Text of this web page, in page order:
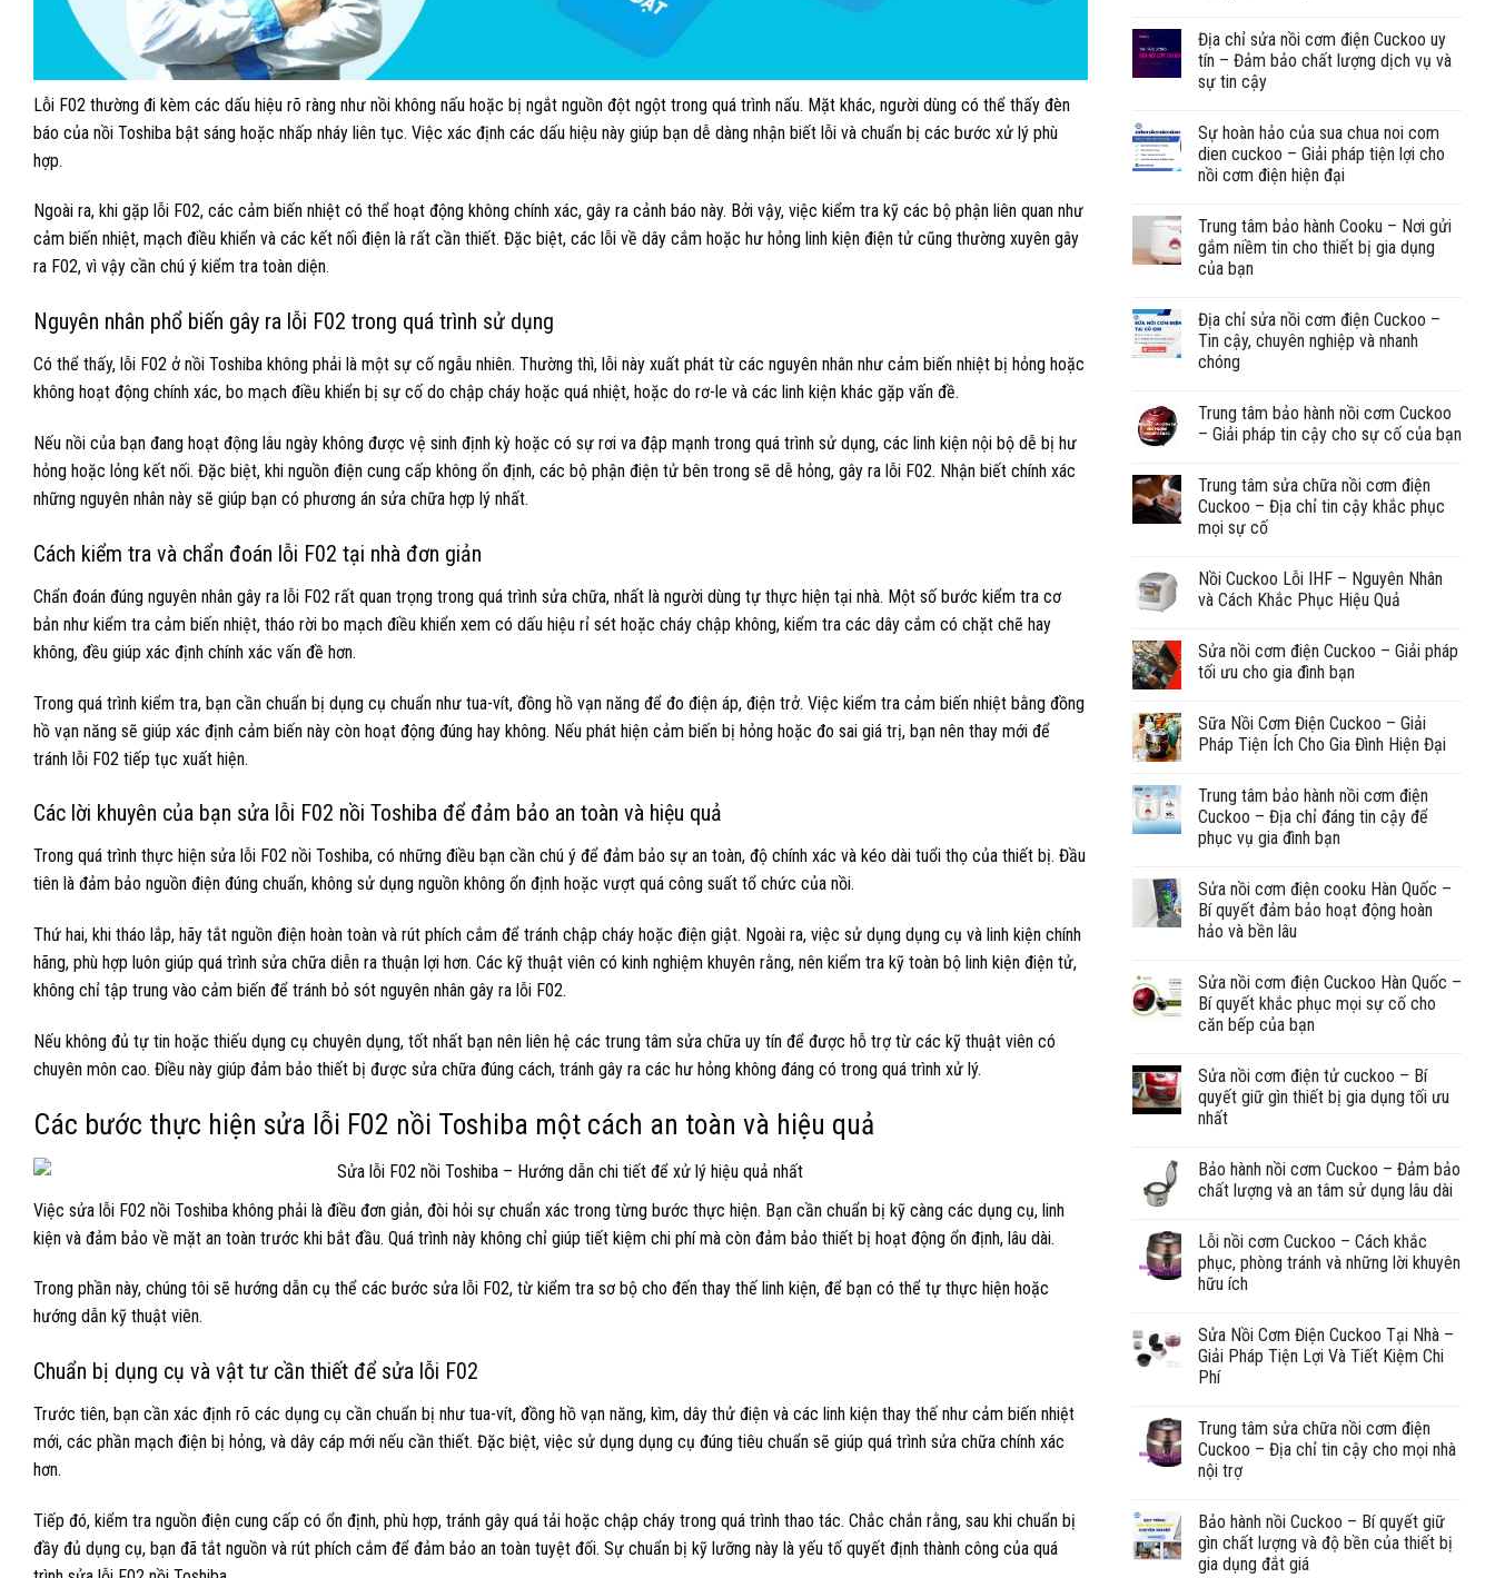
Lỗi F02 thường đi kèm các dấu hiệu rõ ràng như nồi không nấu hoặc bị ngắt nguồn đột ngột trong quá trình nấu. Mặt khác, người dùng có thể thấy đèn
báo của nồi Toshiba bật sáng hoặc nhấp nháy liên tục. Việc xác định các dấu hiệu này giúp bạn dễ dàng nhận biết lỗi và chuẩn bị các bước xử lý phù
hợp.
Ngoài ra, khi gặp lỗi F02, các cảm biến nhiệt có thể hoạt động không chính xác, gây ra cảnh báo này. Bởi vậy, việc kiểm tra kỹ các bộ phận liên quan như
cảm biến nhiệt, mạch điều khiển và các kết nối điện là rất cần thiết. Đặc biệt, các lỗi về dây cắm hoặc hư hỏng linh kiện điện tử cũng thường xuyên gây
ra F02, vì vậy cần chú ý kiểm tra toàn diện.
Nguyên nhân phổ biến gây ra lỗi F02 trong quá trình sử dụng
Có thể thấy, lỗi F02 ở nồi Toshiba không phải là một sự cố ngẫu nhiên. Thường thì, lỗi này xuất phát từ các nguyên nhân như cảm biến nhiệt bị hỏng hoặc
không hoạt động chính xác, bo mạch điều khiển bị sự cố do chập cháy hoặc quá nhiệt, hoặc do rơ-le và các linh kiện khác gặp vấn đề.
Nếu nồi của bạn đang hoạt động lâu ngày không được vệ sinh định kỳ hoặc có sự rơi va đập mạnh trong quá trình sử dụng, các linh kiện nội bộ dễ bị hư
hỏng hoặc lỏng kết nối. Đặc biệt, khi nguồn điện cung cấp không ổn định, các bộ phận điện tử bên trong sẽ dễ hỏng, gây ra lỗi F02. Nhận biết chính xác
những nguyên nhân này sẽ giúp bạn có phương án sửa chữa hợp lý nhất.
Cách kiểm tra và chẩn đoán lỗi F02 tại nhà đơn giản
Chẩn đoán đúng nguyên nhân gây ra lỗi F02 rất quan trọng trong quá trình sửa chữa, nhất là người dùng tự thực hiện tại nhà. Một số bước kiểm tra cơ
bản như kiểm tra cảm biến nhiệt, tháo rời bo mạch điều khiển xem có dấu hiệu rỉ sét hoặc cháy chập không, kiểm tra các dây cắm có chặt chẽ hay
không, đều giúp xác định chính xác vấn đề hơn.
Trong quá trình kiểm tra, bạn cần chuẩn bị dụng cụ chuẩn như tua-vít, đồng hồ vạn năng để đo điện áp, điện trở. Việc kiểm tra cảm biến nhiệt bằng đồng
hồ vạn năng sẽ giúp xác định cảm biến này còn hoạt động đúng hay không. Nếu phát hiện cảm biến bị hỏng hoặc đo sai giá trị, bạn nên thay mới để
tránh lỗi F02 tiếp tục xuất hiện.
Các lời khuyên của bạn sửa lỗi F02 nồi Toshiba để đảm bảo an toàn và hiệu quả
Trong quá trình thực hiện sửa lỗi F02 nồi Toshiba, có những điều bạn cần chú ý để đảm bảo sự an toàn, độ chính xác và kéo dài tuổi thọ của thiết bị. Đầu
tiên là đảm bảo nguồn điện đúng chuẩn, không sử dụng nguồn không ổn định hoặc vượt quá công suất tổ chức của nồi.
Thứ hai, khi tháo lắp, hãy tắt nguồn điện hoàn toàn và rút phích cắm để tránh chập cháy hoặc điện giật. Ngoài ra, việc sử dụng dụng cụ và linh kiện chính
hãng, phù hợp luôn giúp quá trình sửa chữa diễn ra thuận lợi hơn. Các kỹ thuật viên có kinh nghiệm khuyên rằng, nên kiểm tra kỹ toàn bộ linh kiện điện tử,
không chỉ tập trung vào cảm biến để tránh bỏ sót nguyên nhân gây ra lỗi F02.
Nếu không đủ tự tin hoặc thiếu dụng cụ chuyên dụng, tốt nhất bạn nên liên hệ các trung tâm sửa chữa uy tín để được hỗ trợ từ các kỹ thuật viên có
chuyên môn cao. Điều này giúp đảm bảo thiết bị được sửa chữa đúng cách, tránh gây ra các hư hỏng không đáng có trong quá trình xử lý.
Các bước thực hiện sửa lỗi F02 nồi Toshiba một cách an toàn và hiệu quả
Việc sửa lỗi F02 nồi Toshiba không phải là điều đơn giản, đòi hỏi sự chuẩn xác trong từng bước thực hiện. Bạn cần chuẩn bị kỹ càng các dụng cụ, linh
kiện và đảm bảo về mặt an toàn trước khi bắt đầu. Quá trình này không chỉ giúp tiết kiệm chi phí mà còn đảm bảo thiết bị hoạt động ổn định, lâu dài.
Trong phần này, chúng tôi sẽ hướng dẫn cụ thể các bước sửa lỗi F02, từ kiểm tra sơ bộ cho đến thay thế linh kiện, để bạn có thể tự thực hiện hoặc
hướng dẫn kỹ thuật viên.
Chuẩn bị dụng cụ và vật tư cần thiết để sửa lỗi F02
Trước tiên, bạn cần xác định rõ các dụng cụ cần chuẩn bị như tua-vít, đồng hồ vạn năng, kìm, dây thử điện và các linh kiện thay thế như cảm biến nhiệt
mới, các phần mạch điện bị hỏng, và dây cáp mới nếu cần thiết. Đặc biệt, việc sử dụng dụng cụ đúng tiêu chuẩn sẽ giúp quá trình sửa chữa chính xác
hơn.
Tiếp đó, kiểm tra nguồn điện cung cấp có ổn định, phù hợp, tránh gây quá tải hoặc chập cháy trong quá trình thao tác. Chắc chắn rằng, sau khi chuẩn bị
đầy đủ dụng cụ, bạn đã tắt nguồn và rút phích cắm để đảm bảo an toàn tuyệt đối. Sự chuẩn bị kỹ lưỡng này là yếu tố quyết định thành công của quá
Địa chỉ sửa nồi cơm điện Cuckoo uy
tín – Đảm bảo chất lượng dịch vụ và
sự tin cậy
Sự hoàn hảo của sua chua noi com
dien cuckoo – Giải pháp tiện lợi cho
nồi cơm điện hiện đại
Trung tâm bảo hành Cooku – Nơi gửi
gắm niềm tin cho thiết bị gia dụng
của bạn
Địa chỉ sửa nồi cơm điện Cuckoo –
Tin cậy, chuyên nghiệp và nhanh
chóng
Trung tâm bảo hành nồi cơm Cuckoo
– Giải pháp tin cậy cho sự cố của bạn
Trung tâm sửa chữa nồi cơm điện
Cuckoo – Địa chỉ tin cậy khắc phục
mọi sự cố
Nồi Cuckoo Lỗi IHF – Nguyên Nhân
và Cách Khắc Phục Hiệu Quả
Sửa nồi cơm điện Cuckoo – Giải pháp
tối ưu cho gia đình bạn
Sữa Nồi Cơm Điện Cuckoo – Giải
Pháp Tiện Ích Cho Gia Đình Hiện Đại
Trung tâm bảo hành nồi cơm điện
Cuckoo – Địa chỉ đáng tin cậy để
phục vụ gia đình bạn
Sửa nồi cơm điện cooku Hàn Quốc –
Bí quyết đảm bảo hoạt động hoàn
hảo và bền lâu
Sửa nồi cơm điện Cuckoo Hàn Quốc –
Bí quyết khắc phục mọi sự cố cho
căn bếp của bạn
Sửa nồi cơm điện tử cuckoo – Bí
quyết giữ gìn thiết bị gia dụng tối ưu
nhất
Bảo hành nồi cơm Cuckoo – Đảm bảo
chất lượng và an tâm sử dụng lâu dài
Lỗi nồi cơm Cuckoo – Cách khắc
phục, phòng tránh và những lời khuyên
hữu ích
Sửa Nồi Cơm Điện Cuckoo Tại Nhà –
Giải Pháp Tiện Lợi Và Tiết Kiệm Chi
Phí
Trung tâm sửa chữa nồi cơm điện
Cuckoo – Địa chỉ tin cậy cho mọi nhà
nội trợ
Bảo hành nồi Cuckoo – Bí quyết giữ
gìn chất lượng và độ bền của thiết bị
gia dụng đắt giá